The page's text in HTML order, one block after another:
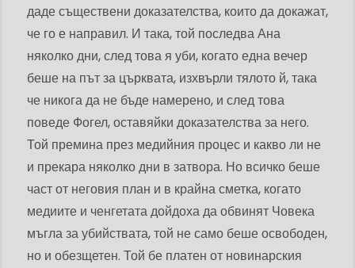
даде съществени доказателства, които да докажат,
че го е направил. И така, той последва Ана
няколко дни, след това я уби, когато една вечер
беше на път за църквата, изхвърли тялото й, така
че никога да не бъде намерено, и след това
поведе Фогел, оставяйки доказателства за него.
Той премина през медийния процес и какво ли не
и прекара няколко дни в затвора. Но всичко беше
част от неговия план и в крайна сметка, когато
медиите и ченгетата дойдоха да обвинят Човека
мъгла за убийствата, той не само беше освободен,
но и обезщетен. Той бе платен от новинарския